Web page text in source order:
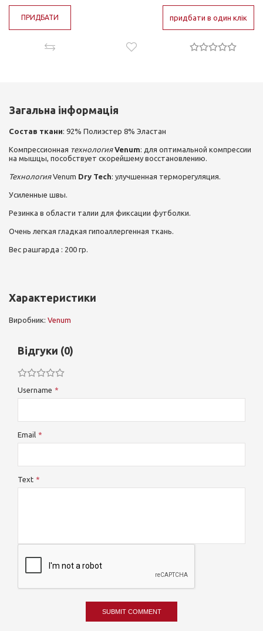
ПРИДБАТИ придбати в один клік
Загальна інформація
Состав ткани: 92% Полиэстер 8% Эластан
Компрессионная технология Venum: для оптимальной компрессии
на мышцы, пособствует скорейшему восстановлению.
ТехнологияVenum Dry Tech: улучшенная терморегуляция.
Усиленные швы.
Резинка в области талии для фиксации футболки.
Очень легкая гладкая гипоаллергенная ткань.
Вес рашгарда : 200 гр.
Характеристики
Виробник: Venum
Відгуки (0)
Username
Email
Text
SUBMIT COMMENT